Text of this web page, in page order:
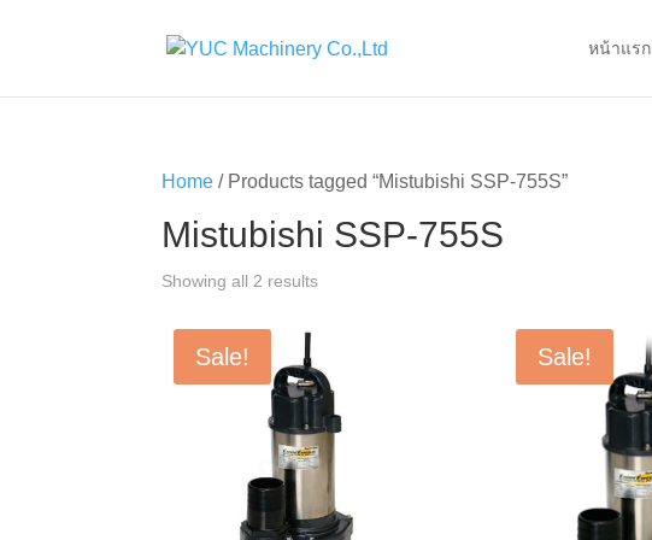
หน้าแรก
Home / Products tagged “Mistubishi SSP-755S”
Mistubishi SSP-755S
Showing all 2 results
Sale! Sale!